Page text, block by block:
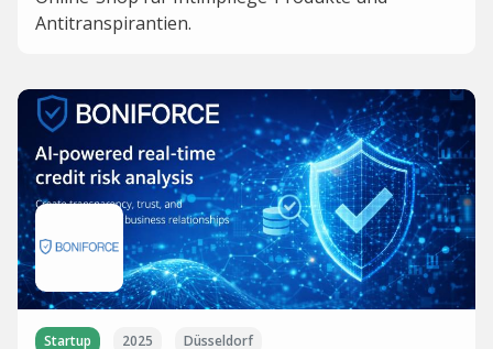
Antitranspirantien.
Startup 2025 Düsseldorf